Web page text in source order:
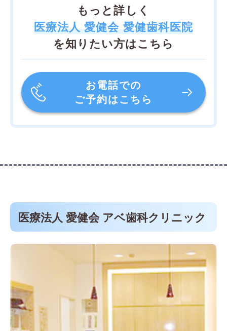
もっと詳しく
医療法人 愛健会 愛健歯科医院
を知りたい方はこちら
お電話での
ご予約はこちら
医療法人 愛健会 アベ歯科クリニック